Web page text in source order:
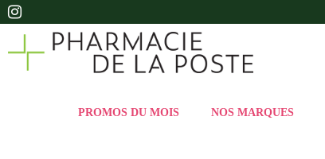
PROMOS DU MOIS NOS MARQUES